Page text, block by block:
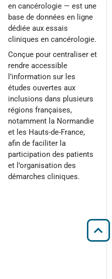
en cancérologie — est une
base de données en ligne
dédiée aux essais
cliniques en cancérologie.
Conçue pour centraliser et
rendre accessible
l’information sur les
études ouvertes aux
inclusions dans plusieurs
régions françaises,
notamment la Normandie
et les Hauts-de-France,
afin de faciliter la
participation des patients
et l’organisation des
démarches cliniques.